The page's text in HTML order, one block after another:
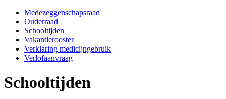
Medezeggenschapsraad
Ouderraad
Schooltijden
Vakantierooster
Verklaring medicijngebruik
Verlofaanvraag
Schooltijden